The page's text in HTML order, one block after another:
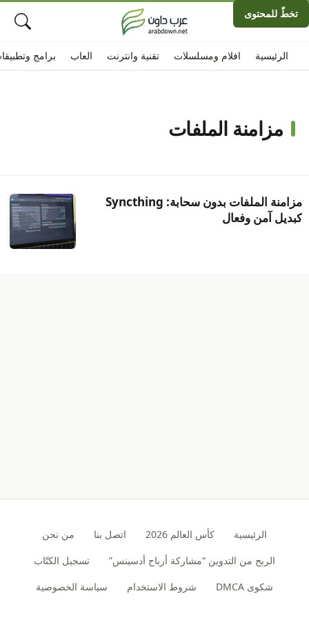
تخطّ للمحتوى
الرئيسية افلام ومسلسلات تقنية وانترنت العاب برامج
مزامنة الملفات
مزامنة الملفات بدون سحابة: Syncthing
كبديل آمن وفعال
الرئيسية كأس العالم 2026 اتصل بنا
من نحن
الربح من التدوين “مشاركة أرباح أدسينس”
تسجيل الكتّاب
شكوى DMCA
شروط الاستخدام سياسة الخصوصية